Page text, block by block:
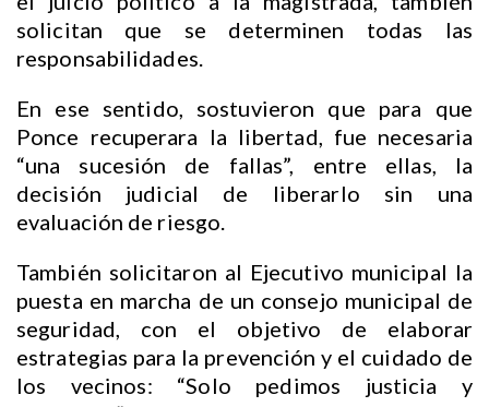
solicitan que se determinen todas las
responsabilidades.
En ese sentido, sostuvieron que para que
Ponce recuperara la libertad, fue necesaria
“una sucesión de fallas”, entre ellas, la
decisión judicial de liberarlo sin una
evaluación de riesgo.
También solicitaron al Ejecutivo municipal la
puesta en marcha de un consejo municipal de
seguridad, con el objetivo de elaborar
estrategias para la prevención y el cuidado de
los vecinos: “Solo pedimos justicia y